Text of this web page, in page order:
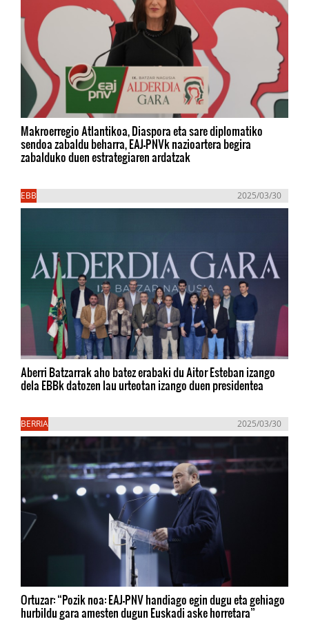
Makroerregio Atlantikoa, Diaspora eta sare diplomatiko
sendoa zabaldu beharra, EAJ-PNVk nazioartera begira
zabalduko duen estrategiaren ardatzak
EBB 2025/03/30
Aberri Batzarrak aho batez erabaki du Aitor Esteban izango
dela EBBk datozen lau urteotan izango duen presidentea
BERRIA 2025/03/30
Ortuzar: “Pozik noa: EAJ-PNV handiago egin dugu eta gehiago
hurbildu gara amesten dugun Euskadi aske horretara”